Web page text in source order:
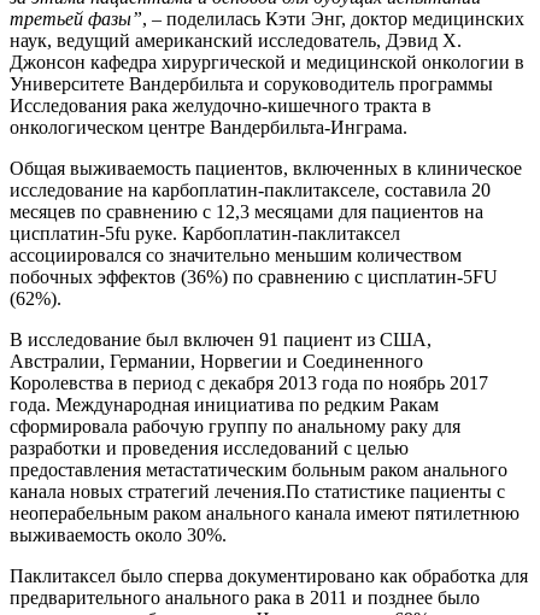
третьей фазы”, – поделилась Кэти Энг, доктор медицинских
наук, ведущий американский исследователь, Дэвид Х.
Джонсон кафедра хирургической и медицинской онкологии в
Университете Вандербильта и соруководитель программы
Исследования рака желудочно-кишечного тракта в
онкологическом центре Вандербильта-Инграма.
Общая выживаемость пациентов, включенных в клиническое
исследование на карбоплатин-паклитакселе, составила 20
месяцев по сравнению с 12,3 месяцами для пациентов на
цисплатин-5fu руке. Карбоплатин-паклитаксел
ассоциировался со значительно меньшим количеством
побочных эффектов (36%) по сравнению с цисплатин-5FU
(62%).
В исследование был включен 91 пациент из США,
Австралии, Германии, Норвегии и Соединенного
Королевства в период с декабря 2013 года по ноябрь 2017
года. Международная инициатива по редким Ракам
сформировала рабочую группу по анальному раку для
разработки и проведения исследований с целью
предоставления метастатическим больным раком анального
канала новых стратегий лечения.По статистике пациенты с
неоперабельным раком анального канала имеют пятилетнюю
выживаемость около 30%.
Паклитаксел было сперва документировано как обработка для
предварительного анального рака в 2011 и позднее было